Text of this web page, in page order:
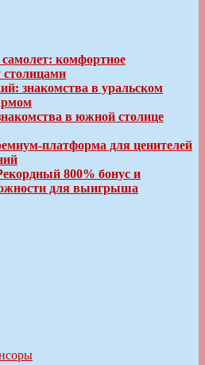
комфортное
столицами
знакомства в уральском
в южной столице
платформа для ценителей
800% бонус и
для выигрыша